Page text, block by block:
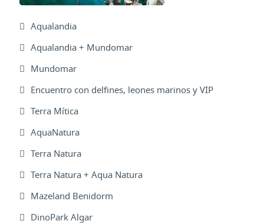
Aqualandia
Aqualandia + Mundomar
Mundomar
Encuentro con delfines, leones marinos y VIP
Terra Mítica
AquaNatura
Terra Natura
Terra Natura + Aqua Natura
Mazeland Benidorm
DinoPark Algar